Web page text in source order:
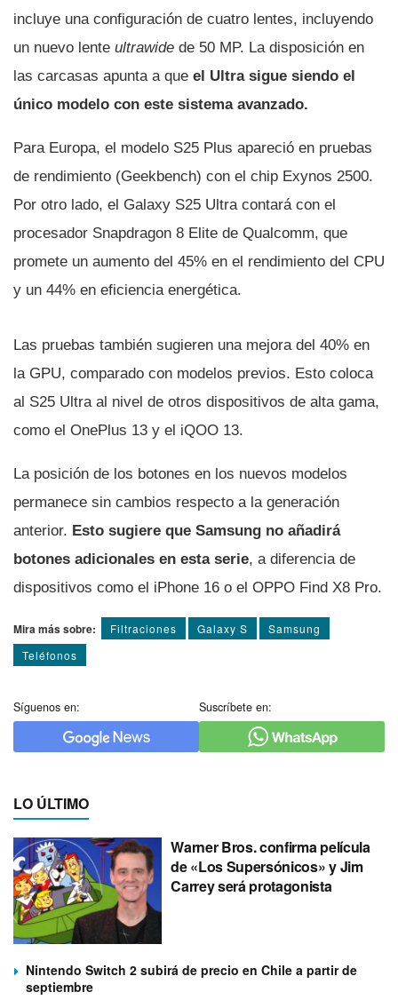
incluye una configuración de cuatro lentes, incluyendo
un nuevo lente ultrawide de 50 MP. La disposición en
las carcasas apunta a que el Ultra sigue siendo el
único modelo con este sistema avanzado.
Para Europa, el modelo S25 Plus apareció en pruebas
de rendimiento (Geekbench) con el chip Exynos 2500.
Por otro lado, el Galaxy S25 Ultra contará con el
procesador Snapdragon 8 Elite de Qualcomm, que
promete un aumento del 45% en el rendimiento del CPU
y un 44% en eficiencia energética.
Las pruebas también sugieren una mejora del 40% en
la GPU, comparado con modelos previos. Esto coloca
al S25 Ultra al nivel de otros dispositivos de alta gama,
como el OnePlus 13 y el iQOO 13.
La posición de los botones en los nuevos modelos
permanece sin cambios respecto a la generación
anterior. Esto sugiere que Samsung no añadirá
botones adicionales en esta serie, a diferencia de
dispositivos como el iPhone 16 o el OPPO Find X8 Pro.
Mira más sobre: Filtraciones Galaxy S
Samsung
Teléfonos
Síguenos en: Suscríbete en:
LO ÚLTIMO
Warner Bros. confirma película
de «Los Supersónicos» y Jim
Carrey será protagonista
Nintendo Switch 2 subirá de precio en Chile a partir de
septiembre